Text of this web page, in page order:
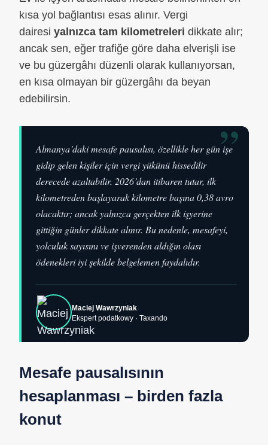
kısa yol bağlantısı esas alınır. Vergi
dairesi yalnızca tam kilometreleri dikkate alır;
ancak sen, eğer trafiğe göre daha elverişli ise
ve bu güzergâhı düzenli olarak kullanıyorsan,
en kısa olmayan bir güzergâhı da beyan
edebilirsin.
”
Almanya’daki mesafe pausalısı, özellikle her gün işe
gidip gelen kişiler için vergi yükünü hissedilir
derecede azaltabilir. 2026’dan itibaren tutar, ilk
kilometreden başlayarak kilometre başına 0,38 avro
olacaktır; ancak yalnızca gerçekten ilk işyerine
gittiğin günler dikkate alınır. Bu nedenle, mesafeyi,
yolculuk sayısını ve işverenden aldığın olası
ödenekleri iyi şekilde belgelemen faydalıdır.
Maciej Wawrzyniak
Ekspert podatkowy · Taxando
Mesafe pausalısının
hesaplanması – birden fazla
konut